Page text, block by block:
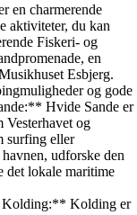
en charmerende
aktiviteter, du kan
Fiskeri- og
en
Esbjerg.
og gode
Hvide Sande er
og
surfing eller
udforske den
det lokale maritime
Kolding:** Kolding er